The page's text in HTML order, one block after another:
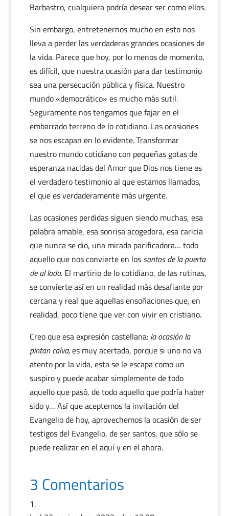
Barbastro, cualquiera podría desear ser como ellos.
Sin embargo, entretenernos mucho en esto nos
lleva a perder las verdaderas grandes ocasiones de
la vida. Parece que hoy, por lo menos de momento,
es difícil, que nuestra ocasión para dar testimonio
sea una persecución pública y física. Nuestro
mundo «democrático» es mucho más sutil.
Seguramente nos tengamos que fajar en el
embarrado terreno de lo cotidiano. Las ocasiones
se nos escapan en lo evidente. Transformar
nuestro mundo cotidiano con pequeñas gotas de
esperanza nacidas del Amor que Dios nos tiene es
el verdadero testimonio al que estamos llamados,
el que es verdaderamente más urgente.
Las ocasiones perdidas siguen siendo muchas, esa
palabra amable, esa sonrisa acogedora, esa caricia
que nunca se dio, una mirada pacificadora… todo
aquello que nos convierte en los santos de la puerta
de al lado. El martirio de lo cotidiano, de las rutinas,
se convierte así en un realidad más desafiante por
cercana y real que aquellas ensoñaciones que, en
realidad, poco tiene que ver con vivir en cristiano.
Creo que esa expresión castellana: la ocasión la
pintan calva,es muy acertada, porque si uno no va
atento por la vida, esta se le escapa como un
suspiro y puede acabar simplemente de todo
aquello que pasó, de todo aquello que podría haber
sido y… Así que aceptemos la invitación del
Evangelio de hoy, aprovechemos la ocasión de ser
testigos del Evangelio, de ser santos, que sólo se
puede realizar en el aquí y en el ahora.
3 Comentarios